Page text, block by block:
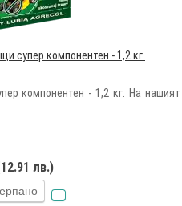
супер компонентен - 1,2 кг.
компонентен - 1,2 кг. На нашият
лв.)